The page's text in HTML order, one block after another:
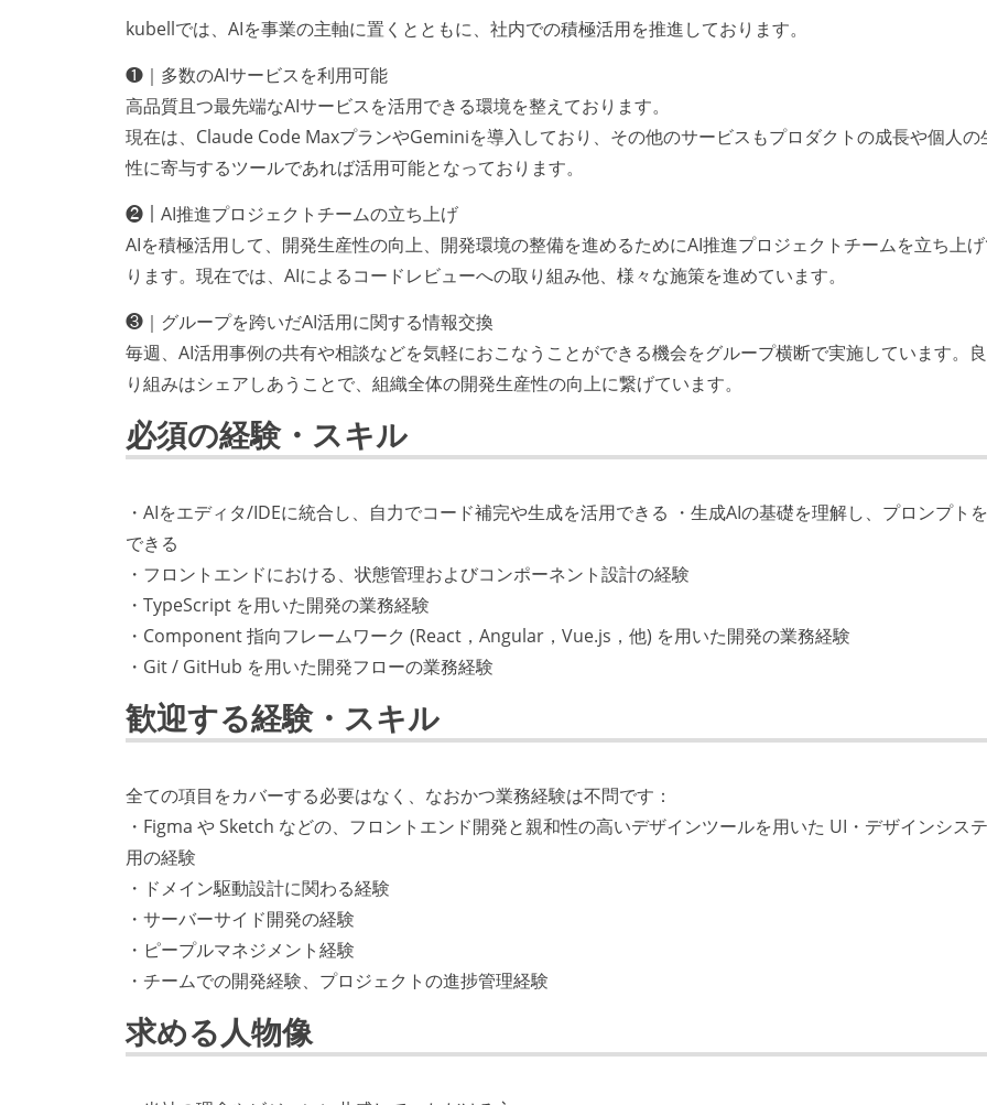
kubellでは、AIを事業の主軸に置くとともに、社内での積極活用を推進しております。
❶｜多数のAIサービスを利用可能
高品質且つ最先端なAIサービスを活用できる環境を整えております。
現在は、Claude Code MaxプランやGeminiを導入しており、その他のサービスもプロダクトの成長や個人の
性に寄与するツールであれば活用可能となっております。
❷｜AI推進プロジェクトチームの立ち上げ
AIを積極活用して、開発生産性の向上、開発環境の整備を進めるためにAI推進プロジェクトチームを立ち上
ります。現在では、AIによるコードレビューへの取り組み他、様々な施策を進めています。
❸｜グループを跨いだAI活用に関する情報交換
毎週、AI活用事例の共有や相談などを気軽におこなうことができる機会をグループ横断で実施しています。
り組みはシェアしあうことで、組織全体の開発生産性の向上に繋げています。
必須の経験・スキル
・AIをエディタ/IDEに統合し、自力でコード補完や生成を活用できる ・生成AIの基礎を理解し、プロンプト
できる
・フロントエンドにおける、状態管理およびコンポーネント設計の経験
・TypeScript を用いた開発の業務経験
・Component 指向フレームワーク (React，Angular，Vue.js，他) を用いた開発の業務経験
・Git / GitHub を用いた開発フローの業務経験
歓迎する経験・スキル
全ての項目をカバーする必要はなく、なおかつ業務経験は不問です：
・Figma や Sketch などの、フロントエンド開発と親和性の高いデザインツールを用いた UI・デザインシス
用の経験
・ドメイン駆動設計に関わる経験
・サーバーサイド開発の経験
・ピープルマネジメント経験
・チームでの開発経験、プロジェクトの進捗管理経験
求める人物像